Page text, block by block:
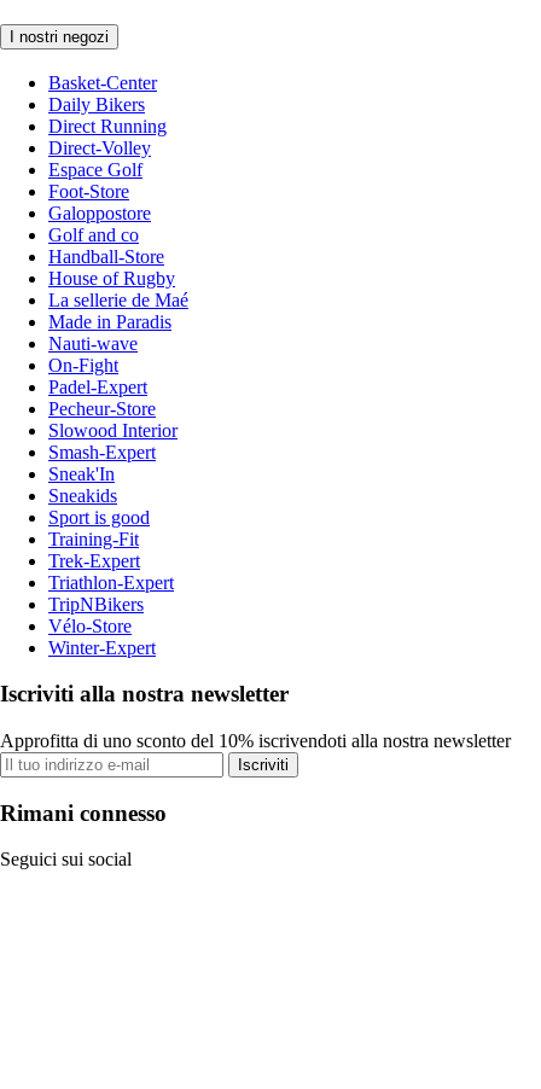
I nostri negozi
Basket-Center
Daily Bikers
Direct Running
Direct-Volley
Espace Golf
Foot-Store
Galoppostore
Golf and co
Handball-Store
House of Rugby
La sellerie de Maé
Made in Paradis
Nauti-wave
On-Fight
Padel-Expert
Pecheur-Store
Slowood Interior
Smash-Expert
Sneak'In
Sneakids
Sport is good
Training-Fit
Trek-Expert
Triathlon-Expert
TripNBikers
Vélo-Store
Winter-Expert
Iscriviti alla nostra newsletter
Approfitta di uno sconto del 10% iscrivendoti alla nostra newsletter
Iscriviti
Rimani connesso
Seguici sui social